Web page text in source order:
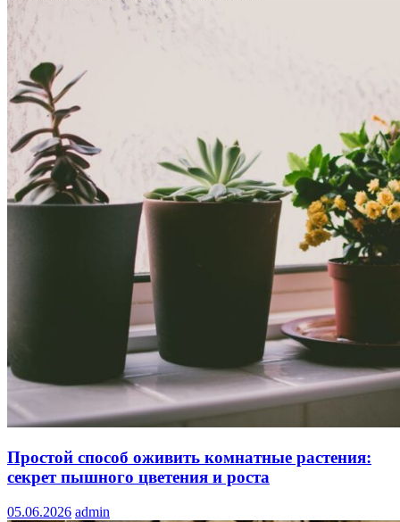
Простой способ оживить комнатные растения:
секрет пышного цветения и роста
05.06.2026 admin